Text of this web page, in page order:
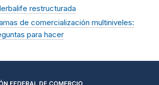
restructurada
de comercialización multiniveles:
para hacer